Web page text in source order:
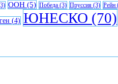
ООН (5) Победа (3) Пруссия (3) Рейн
(4) ЮНЕСКО (70)